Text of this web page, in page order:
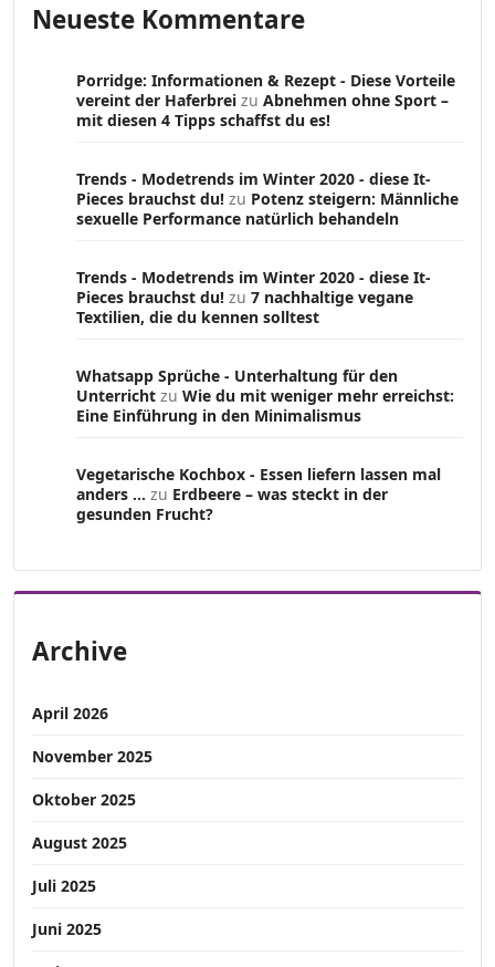
Neueste Kommentare
Porridge: Informationen & Rezept - Diese Vorteile
vereint der Haferbrei zu Abnehmen ohne Sport –
mit diesen 4 Tipps schaffst du es!
Trends - Modetrends im Winter 2020 - diese It-
Pieces brauchst du! zu Potenz steigern: Männliche
sexuelle Performance natürlich behandeln
Trends - Modetrends im Winter 2020 - diese It-
Pieces brauchst du! zu 7 nachhaltige vegane
Textilien, die du kennen solltest
Whatsapp Sprüche - Unterhaltung für den
Unterricht zu Wie du mit weniger mehr erreichst:
Eine Einführung in den Minimalismus
Vegetarische Kochbox - Essen liefern lassen mal
anders ... zu Erdbeere – was steckt in der
gesunden Frucht?
Archive
April 2026
November 2025
Oktober 2025
August 2025
Juli 2025
Juni 2025